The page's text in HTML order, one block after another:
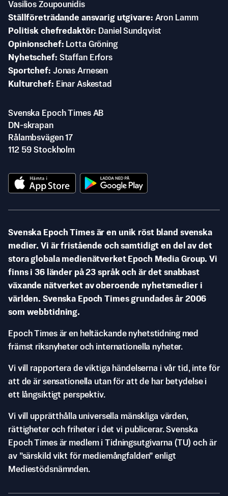
Vasilios Zoupounidis
Ställföreträdande ansvarig utgivare Aron Lamm
Politisk chefredaktör
Daniel Sundqvist
Opinionschef
Lotta Gröning
Nyhetschef Staffan Erfors
Sportchef Jonas Arnesen
Kulturchef
Einar Askestad
Svenska Epoch Times AB
DN-skrapan
Rålambsvägen 17
112 59 Stockholm
Svenska Epoch Times är en unik röst bland svenska
medier. Vi är fristående och samtidigt en del av det
stora globala medienätverket Epoch Media Group. Vi
finns i 36 länder på 23 språk och är det snabbast
växande nätverket av oberoende nyhetsmedier i
världen. Svenska Epoch Times grundades år 2006
som webbtidning.
Epoch Times är en heltäckande nyhetstidning med
främst riksnyheter och internationella nyheter.
Vi vill rapportera de viktiga händelserna i vår tid, inte för
att de är sensationella utan för att de har betydelse i
ett långsiktigt perspektiv.
Vi vill upprätthålla universella mänskliga värden,
rättigheter och friheter i det vi publicerar. Svenska
Epoch Times är medlem i Tidningsutgivarna (TU) och är
av ”särskild vikt för mediemångfalden” enligt
Mediestödsnämnden.